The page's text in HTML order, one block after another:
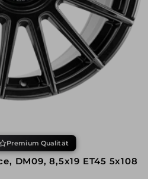
Premium Qualität
DM09, 8,5x19 ET45 5x108